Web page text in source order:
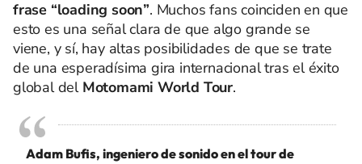
frase “loading soon”. Muchos fans coinciden en que
esto es una señal clara de que algo grande se
viene, y sí, hay altas posibilidades de que se trate
de una esperadísima gira internacional tras el éxito
global delMotomami World Tour.
Adam Bufis, ingeniero de sonido en el tour de